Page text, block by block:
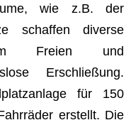
wie z.B. der
schaffen diverse
im Freien und
Erschließung.
für 150
erstellt. Die